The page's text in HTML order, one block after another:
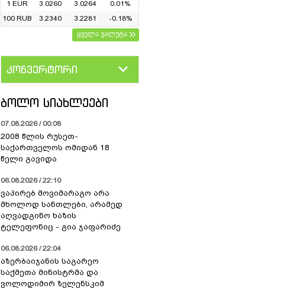
1 EUR
3.0260 3.0264
0.01%
100 RUB
3.2340 3.2281
-0.18%
ყველა ვალუტა
კონვერტორი
ᲑᲝᲚᲝ ᲡᲘᲐᲮᲚᲔᲔᲑᲘ
07.08.2026 / 00:08
2008 წლის რუსეთ-
საქართველოს ომიდან 18
წელი გავიდა
06.08.2026 / 22:10
ვაპირებ მოვიმარაგო არა
მხოლოდ სანთლები, არამედ
აღვადგინო ხაზის
ტელეფონიც - გია ჯაფარიძე
06.08.2026 / 22:04
აზერბაიჯანის საგარეო
საქმეთა მინისტრმა და
ვოლოდიმირ ზელენსკიმ